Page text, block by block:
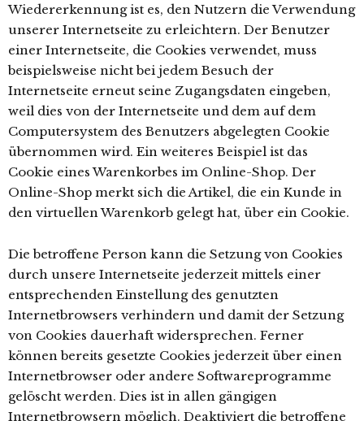
Wiedererkennung ist es, den Nutzern die Verwendung
unserer Internetseite zu erleichtern. Der Benutzer
einer Internetseite, die Cookies verwendet, muss
beispielsweise nicht bei jedem Besuch der
Internetseite erneut seine Zugangsdaten eingeben,
weil dies von der Internetseite und dem auf dem
Computersystem des Benutzers abgelegten Cookie
übernommen wird. Ein weiteres Beispiel ist das
Cookie eines Warenkorbes im Online-Shop. Der
Online-Shop merkt sich die Artikel, die ein Kunde in
den virtuellen Warenkorb gelegt hat, über ein Cookie.
Die betroffene Person kann die Setzung von Cookies
durch unsere Internetseite jederzeit mittels einer
entsprechenden Einstellung des genutzten
Internetbrowsers verhindern und damit der Setzung
von Cookies dauerhaft widersprechen. Ferner
können bereits gesetzte Cookies jederzeit über einen
Internetbrowser oder andere Softwareprogramme
gelöscht werden. Dies ist in allen gängigen
Internetbrowsern möglich. Deaktiviert die betroffene